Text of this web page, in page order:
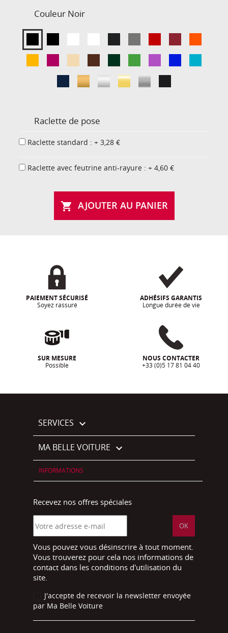
Couleur Noir
Raclette de pose
Raclette standard : + 3,28 €
Raclette avec feutrine anti-rayure : + 4,60 €
 AJOUTER AU PANIER
PAIEMENT SÉCURISÉ
Soyez rassuré
ADHÉSIFS GARANTIS
Longue durée de vie
SUR MESURE
Possible
NOUS CONTACTER
+33 (0)5 17 81 04 40
SERVICES 
MA BELLE VOITURE 
INFORMATIONS
Recevez nos offres spéciales
Vous pouvez vous désinscrire à tout moment.
Vous trouverez pour cela nos informations de
contact dans les conditions d'utilisation du
site.
J'accepte de recevoir la newsletter envoyée
par Ma Belle Voiture